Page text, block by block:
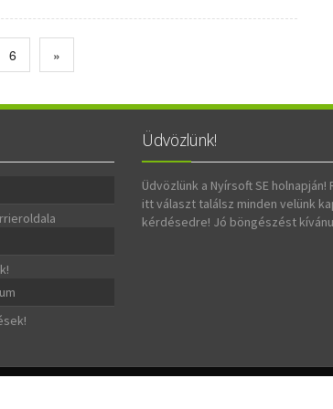
6 »
Üdvözlünk!
Üdvözlünk a Nyírsoft SE holnapján!
itt választ találsz minden velünk
kérdésedre! Jó böngészést